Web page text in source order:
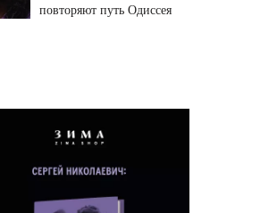
повторяют путь Одиссея